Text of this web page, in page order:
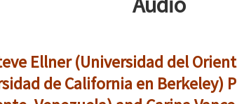
Ellner (Universidad del
de California en Berkeley)